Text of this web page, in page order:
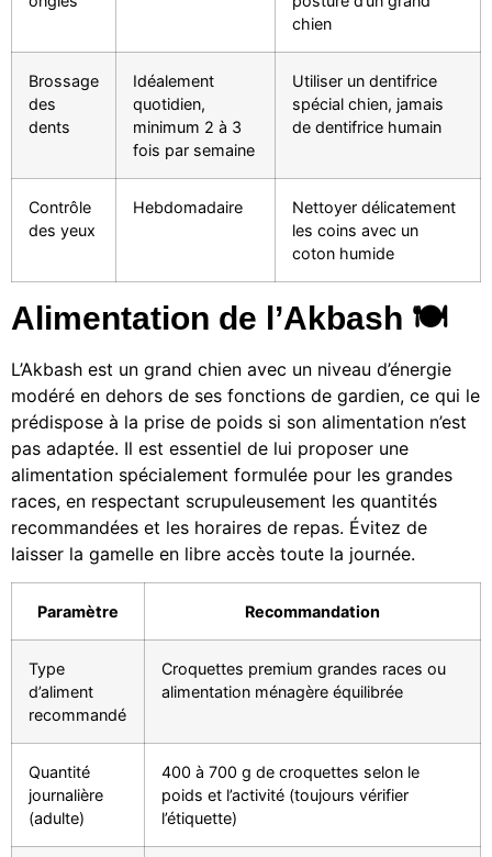
chien
Brossage
des
dents
Idéalement
quotidien,
minimum 2 à 3
fois par semaine
Utiliser un dentifrice
spécial chien, jamais
de dentifrice humain
Contrôle
des yeux
Hebdomadaire
Nettoyer délicatement
les coins avec un
coton humide
Alimentation de l’Akbash 🍽️
L’Akbash est un grand chien avec un niveau d’énergie
modéré en dehors de ses fonctions de gardien, ce qui le
prédispose à la prise de poids si son alimentation n’est
pas adaptée. Il est essentiel de lui proposer une
alimentation spécialement formulée pour les grandes
races, en respectant scrupuleusement les quantités
recommandées et les horaires de repas. Évitez de
laisser la gamelle en libre accès toute la journée.
Paramètre Recommandation
Type
d’aliment
recommandé
Croquettes premium grandes races ou
alimentation ménagère équilibrée
Quantité
journalière
(adulte)
400 à 700 g de croquettes selon le
poids et l’activité (toujours vérifier
l’étiquette)